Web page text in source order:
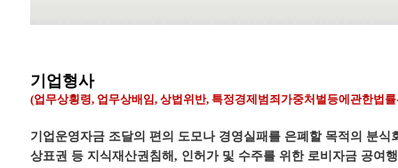
기업형사
(업무상횡령, 업무상배임, 상법위반, 특정경제범죄가중처벌등에관한법
기업운영자금 조달의 편의 도모나 경영실패를 은폐할 목적의 분
상표권 등 지식재산권침해, 인허가 및 수주를 위한 로비자금 공여